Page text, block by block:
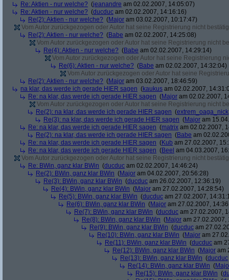
Re: Aktien - nur welche? (jeanandre am 02.02.2007, 14:05:07)
Re: Aktien - nur welche? (ducduc am 02.02.2007, 14:16:16)
Re(2): Aktien - nur welche? (Major am 03.02.2007, 10:17:47)
Vom Autor zurückgezogen oder Autor hat seine Registrierung nicht
Re(2): Aktien - nur welche? (Babe am 02.02.2007, 14:25:08)
Vom Autor zurückgezogen oder Autor hat seine Registrierung nicht
Re(4): Aktien - nur welche? (Babe am 02.02.2007, 14:29:14)
Vom Autor zurückgezogen oder Autor hat seine Registrierung
Re(6): Aktien - nur welche? (Babe am 02.02.2007, 14:32:04)
Vom Autor zurückgezogen oder Autor hat seine
Re(2): Aktien - nur welche? (Major am 03.02.2007, 18:46:59)
na klar, das werde ich gerade HIER sagen (kaukus am 02.02.2007,
Re: na klar, das werde ich gerade HIER sagen (Major am 02.02.2007,
Vom Autor zurückgezogen oder Autor hat seine Registrierung nicht
Re(2): na klar, das werde ich gerade HIER sagen (extrem_oaga_nick
Re(3): na klar, das werde ich gerade HIER sagen (Major am
Re: na klar, das werde ich gerade HIER sagen (matrix am 02.02.2007,
Re(2): na klar, das werde ich gerade HIER sagen (Babe am
Re: na klar, das werde ich gerade HIER sagen (Kub am 27.02.2007,
Re: na klar, das werde ich gerade HIER sagen (Beel am 04.03.2007,
Vom Autor zurückgezogen oder Autor hat seine Registrierung nicht
Re: BWin, ganz klar BWin (ducduc am 02.02.2007, 14:46:24)
Re(2): BWin, ganz klar BWin (Major am 04.02.2007, 20:56:28)
Re(3): BWin, ganz klar BWin (ducduc am 26.02.2007, 12:36:19)
Re(4): BWin, ganz klar BWin (Major am 27.02.2007, 14:28:54)
Re(5): BWin, ganz klar BWin (ducduc am 27.02.2007,
Re(6): BWin, ganz klar BWin (Major am 27.02.2007,
Re(7): BWin, ganz klar BWin (ducduc am 27.02.2007,
Re(8): BWin, ganz klar BWin (Major am 27.02.2007,
Re(9): BWin, ganz klar BWin (ducduc am
Re(10): BWin, ganz klar BWin (Major am
Re(11): BWin, ganz klar BWin (ducduc am
Re(12): BWin, ganz klar BWin (Major am
Re(13): BWin, ganz klar BWin (ducduc
Re(14): BWin, ganz klar BWin (
Re(15): BWin, ganz klar BWin (